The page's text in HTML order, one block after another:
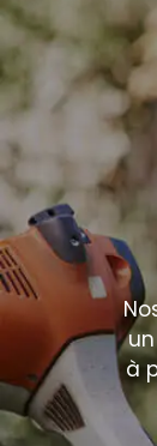
à